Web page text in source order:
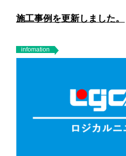
施工事例を更新しました。
infomation